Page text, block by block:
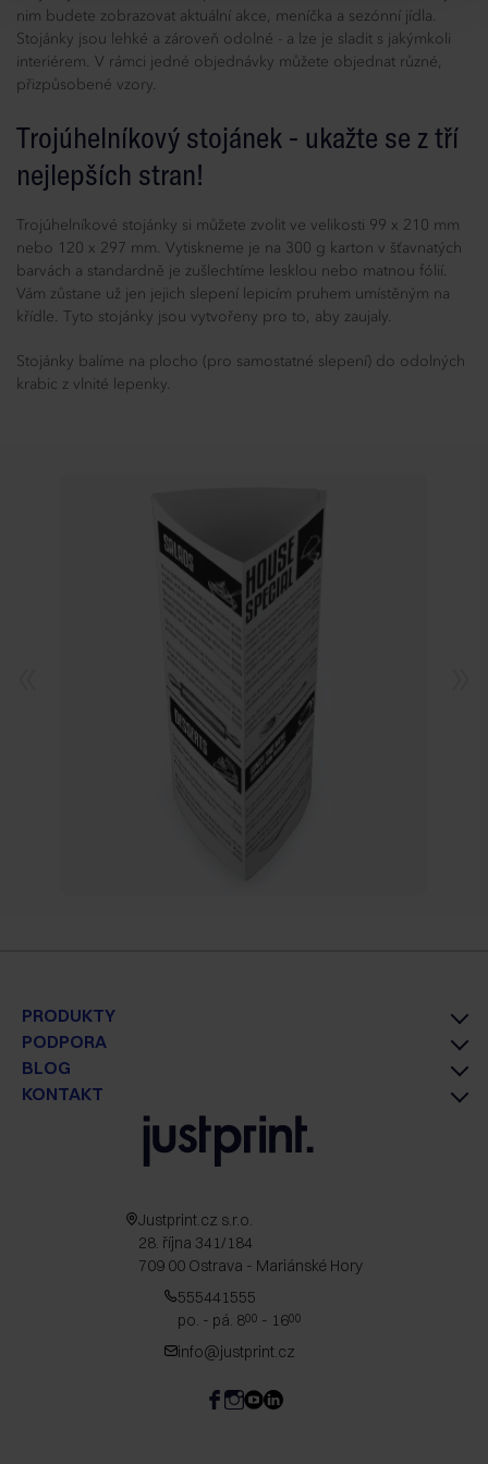
nim budete zobrazovat aktuální akce, meníčka a sezónní jídla.
Stojánky jsou lehké a zároveň odolné - a lze je sladit s jakýmkoli
interiérem. V rámci jedné objednávky můžete objednat různé,
přizpůsobené vzory.
Trojúhelníkový stojánek - ukažte se z tří
nejlepších stran!
Trojúhelníkové stojánky si můžete zvolit ve velikosti 99 x 210 mm
nebo 120 x 297 mm. Vytiskneme je na 300 g karton v šťavnatých
barvách a standardně je zušlechtíme lesklou nebo matnou fólií.
Vám zůstane už jen jejich slepení lepicím pruhem umístěným na
křídle. Tyto stojánky jsou vytvořeny pro to, aby zaujaly.
Stojánky balíme na plocho (pro samostatné slepení) do odolných
krabic z vlnité lepenky.
PRODUKTY
PODPORA
BLOG
KONTAKT
Justprint.cz s.r.o.
28. října 341/184
709 00 Ostrava - Mariánské Hory
555441555
po. - pá. 800 - 1600
info@justprint.cz